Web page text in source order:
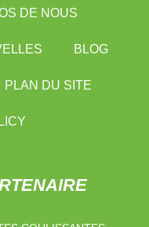
DE NOUS
BLOG
PLAN DU SITE